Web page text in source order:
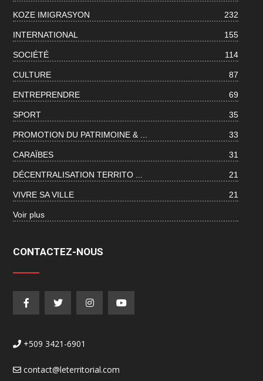
KOZE IMIGRASYON 232
INTERNATIONAL 155
SOCIÉTÉ 114
CULTURE 87
ENTREPRENDRE 69
SPORT 35
PROMOTION DU PATRIMOINE & ... 33
CARAÏBES 31
DÉCENTRALISATION TERRITO ... 21
VIVRE SA VILLE 21
Voir plus
CONTACTEZ-NOUS
+509 3421-6901
contact@leterritorial.com